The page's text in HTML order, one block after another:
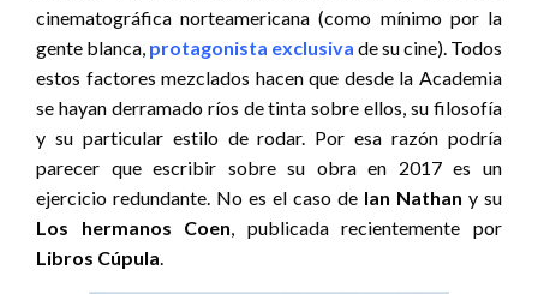
cinematográfica norteamericana (como mínimo por la
gente blanca, protagonista exclusiva de su cine). Todos
estos factores mezclados hacen que desde la Academia
se hayan derramado ríos de tinta sobre ellos, su filosofía
y su particular estilo de rodar. Por esa razón podría
parecer que escribir sobre su obra en 2017 es un
ejercicio redundante. No es el caso de Ian Nathan y su
Los hermanos Coen
publicada recientemente por
Libros Cúpula